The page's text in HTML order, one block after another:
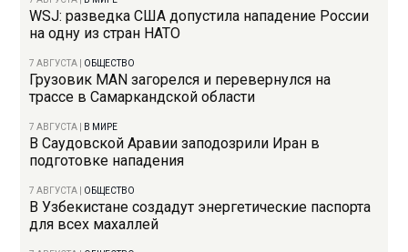
WSJ: разведка США допустила нападение России
на одну из стран НАТО
7 АВГУСТА ОБЩЕСТВО
Грузовик MAN загорелся и перевернулся на
трассе в Самаркандской области
7 АВГУСТА В МИРЕ
В Саудовской Аравии заподозрили Иран в
подготовке нападения
7 АВГУСТА ОБЩЕСТВО
В Узбекистане создадут энергетические паспорта
для всех махаллей